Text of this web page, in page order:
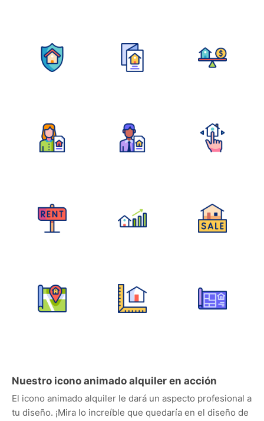
Nuestro icono animado alquiler en acción
El icono animado alquiler le dará un aspecto profesional a
tu diseño. ¡Mira lo increíble que quedaría en el diseño de